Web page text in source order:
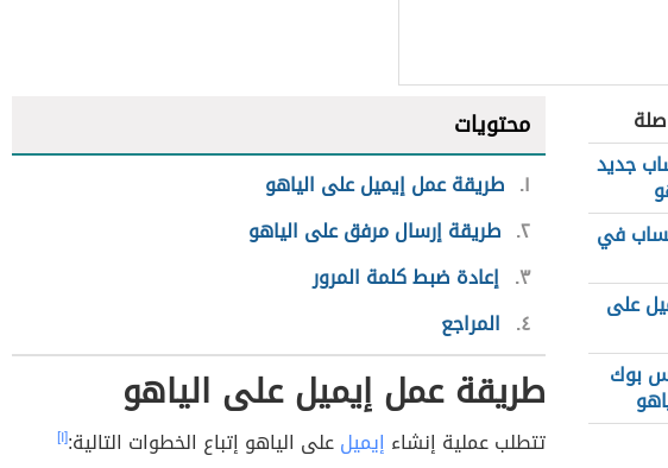
جديد
في
على
بوك
محتويات
١ طريقة عمل إيميل على الياهو
٢ طريقة إرسال مرفق على الياهو
٣ إعادة ضبط كلمة المرور
٤ المراجع
طريقة عمل إيميل على الياهو
تتطلب عملية إنشاء إيميلعلى الياهو إتباع الخطوات التالية:[١]